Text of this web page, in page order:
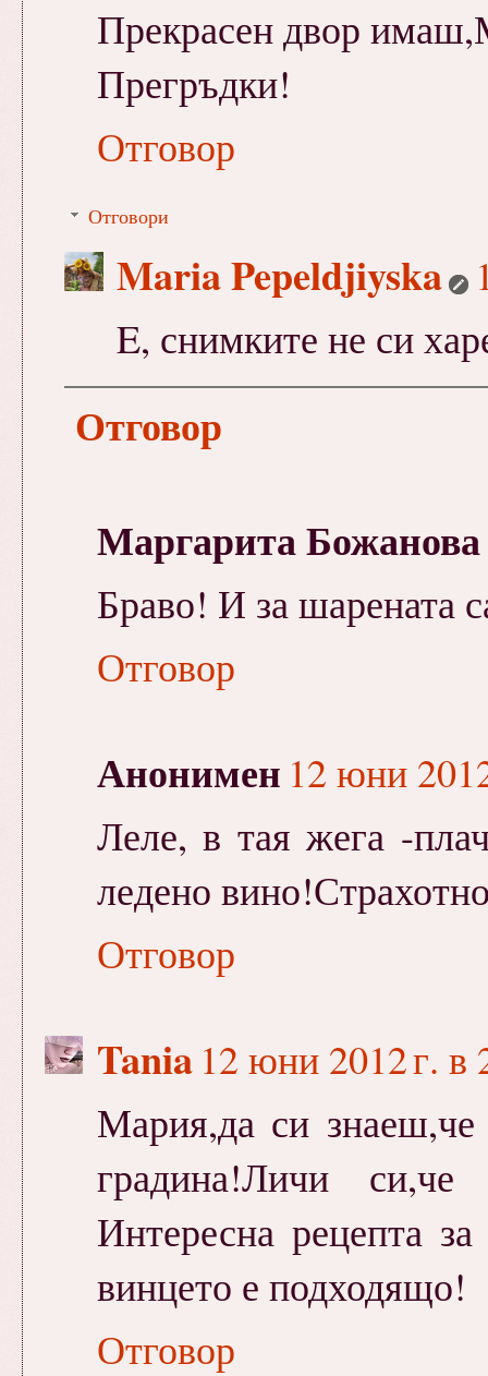
Прекрасен двор
Прегръдки!
Отговор
Отговори
Maria Pepeldjiyska
E, снимките не си
Отговор
Маргарита Божанова
Браво! И за шарената
Отговор
Анонимен 12 юни
Леле, в тая жега -
ледено
Отговор
Tania 12 юни 2012 г. в
Мария,да си знаеш,че
градина!Личи
Интересна рецепта
винцето е подходящо!
Отговор